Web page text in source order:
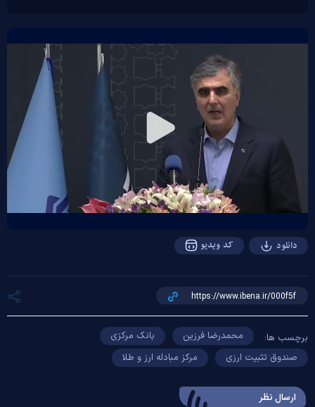
Play
Video
دانلود کد ویدیو
برچسب ها: محمدرضا فرزین
بانک مرکزی
صندوق تثبیت ارزی
مرکز مبادله ارز و طلا
ارسال‌ نظر